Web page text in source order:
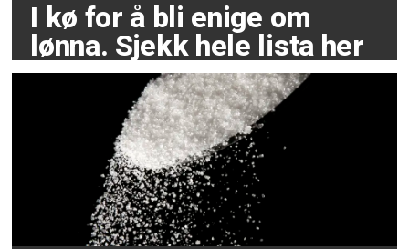
I kø for å bli enige om
lønna. Sjekk hele lista her